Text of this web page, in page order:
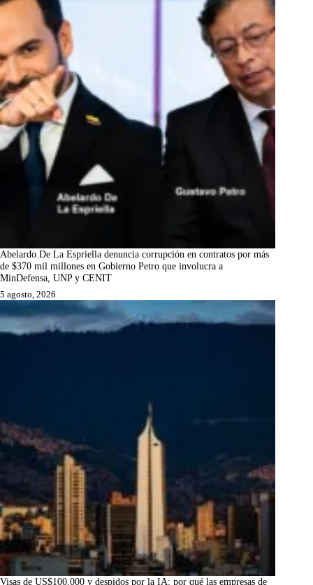
Abelardo De La Espriella denuncia corrupción en contratos por más
de $370 mil millones en Gobierno Petro que involucra a
MinDefensa, UNP y CENIT
5 agosto, 2026
Visas de US$100.000 y despidos por la IA: por qué las empresas de